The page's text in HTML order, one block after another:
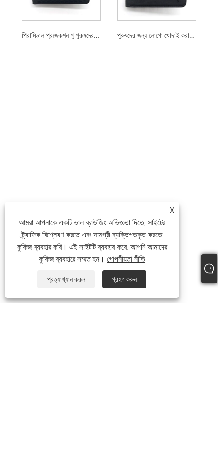
পিরামিডাল প্রজেকশন পু পুরুষদের জন্য বাইফোল্ড ওয়ালেট পুরুষদের জন্য লোগো খোদাই করা বাইফোল্ড ওয়ালেট সহ সাধারণ নকশা
X
আমরা আপনাকে একটি ভাল ব্রাউজিং অভিজ্ঞতা দিতে, সাইটের
ট্র্যাফিক বিশ্লেষণ করতে এবং সামগ্রী ব্যক্তিগতকৃত করতে
কুকিজ ব্যবহার করি। এই সাইটটি ব্যবহার করে, আপনি আমাদের
কুকিজ ব্যবহারে সম্মত হন।গোপনীয়তা নীতি
প্রত্যাখ্যান করুন গ্রহণ করুন